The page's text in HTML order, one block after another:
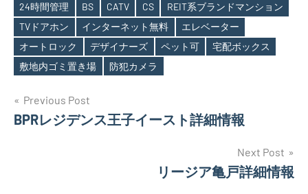
Tags
24時間管理 BS CATV CS
REIT系ブランドマンション
TVドアホン
インターネット無料
エレベーター
オートロック
デザイナーズ ペット可
宅配ボックス
敷地内ゴミ置き場
防犯カメラ
投
稿
Previous Post
BPRレジデンス王子イースト詳細情報
Next Post
リージア亀戸詳細情報